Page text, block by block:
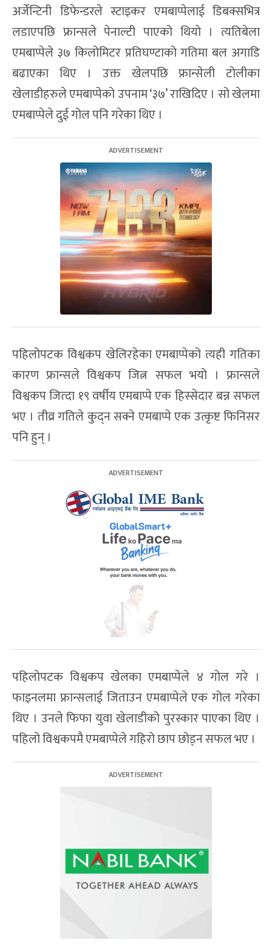
अर्जेन्टिनी डिफेन्डरले स्टाइकर एमबाप्पेलाई डिबक्सभित्र
लडाएपछि फ्रान्सले पेनाल्टी पाएको थियो । त्यतिबेला
एमबाप्पेले ३७ किलोमिटर प्रतिघण्टाको गतिमा बल अगाडि
बढाएका थिए । उक्त खेलपछि फ्रान्सेली टोलीका
खेलाडीहरुले एमबाप्पेको उपनाम ‘३७’ राखिदिए । सो खेलमा
एमबाप्पेले दुई गोल पनि गरेका थिए ।
पहिलोपटक विश्वकप खेलिरहेका एमबाप्पेको त्यही गतिका
कारण फ्रान्सले विश्वकप जित्न सफल भयो । फ्रान्सले
विश्वकप जित्दा १९ वर्षीय एमबाप्पे एक हिस्सेदार बन्न सफल
भए । तीव्र गतिले कुद्‍न सक्ने एमबाप्पे एक उत्कृष्ट फिनिसर
पनि हुन् ।
पहिलोपटक विश्वकप खेलका एमबाप्पेले ४ गोल गरे ।
फाइनलमा फ्रान्सलाई जिताउन एमबाप्पेले एक गोल गरेका
थिए । उनले फिफा युवा खेलाडीको पुरस्कार पाएका थिए ।
पहिलो विश्वकपमै एमबाप्पेले गहिरो छाप छोड्न सफल भए ।